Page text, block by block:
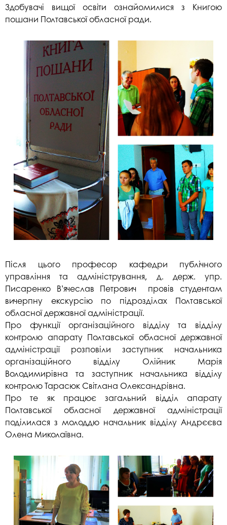
Здобувачі вищої освіти ознайомилися з Книгою
пошани Полтавської обласної ради.
Після цього професор кафедри публічного
управління та адміністрування, д. держ. упр.
Писаренко В’ячеслав Петрович провів студентам
вичерпну екскурсію по підрозділах Полтавської
обласної державної адміністрації.
Про функції організаційного відділу та відділу
контролю апарату Полтавської обласної державної
адміністрації розповіли заступник начальника
організаційного відділу Олійник Марія
Володимирівна та заступник начальника відділу
контролю Тарасюк Світлана Олександрівна.
Про те як працює загальний відділ апарату
Полтавської обласної державної адміністрації
поділилася з молоддю начальник відділу Андрєєва
Олена Миколаївна.